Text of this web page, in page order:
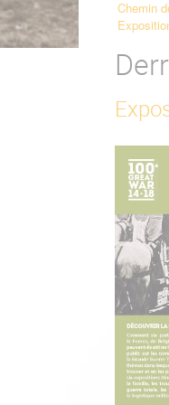
Fil
Chemin